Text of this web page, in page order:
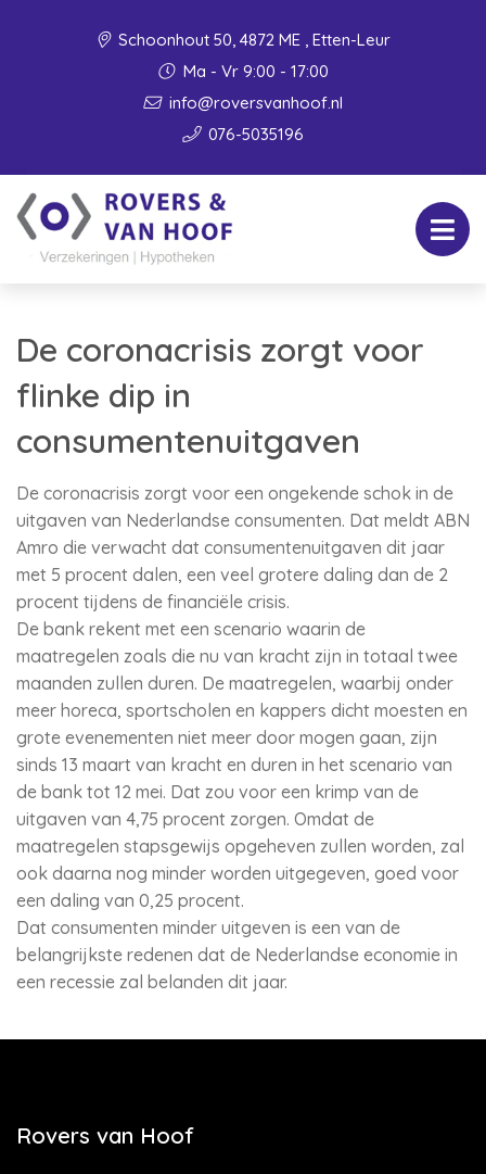
Schoonhout 50, 4872 ME , Etten-Leur
Ma - Vr 9:00 - 17:00
info@roversvanhoof.nl
076-5035196
De coronacrisis zorgt voor
flinke dip in
consumentenuitgaven
De coronacrisis zorgt voor een ongekende schok in de
uitgaven van Nederlandse consumenten. Dat meldt ABN
Amro die verwacht dat consumentenuitgaven dit jaar
met 5 procent dalen, een veel grotere daling dan de 2
procent tijdens de financiële crisis.
De bank rekent met een scenario waarin de
maatregelen zoals die nu van kracht zijn in totaal twee
maanden zullen duren. De maatregelen, waarbij onder
meer horeca, sportscholen en kappers dicht moesten en
grote evenementen niet meer door mogen gaan, zijn
sinds 13 maart van kracht en duren in het scenario van
de bank tot 12 mei. Dat zou voor een krimp van de
uitgaven van 4,75 procent zorgen. Omdat de
maatregelen stapsgewijs opgeheven zullen worden, zal
ook daarna nog minder worden uitgegeven, goed voor
een daling van 0,25 procent.
Dat consumenten minder uitgeven is een van de
belangrijkste redenen dat de Nederlandse economie in
een recessie zal belanden dit jaar.
Rovers van Hoof